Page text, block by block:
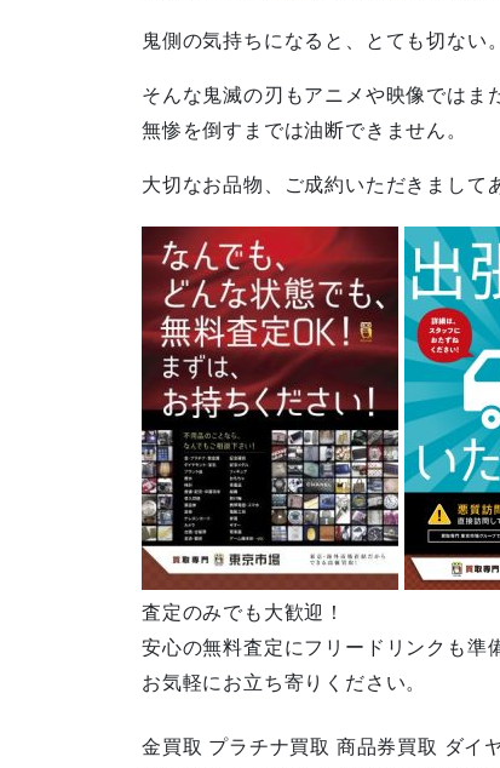
鬼側の気持ちになると、とても切ない。
そんな鬼滅の刃もアニメや映像ではま
無惨を倒すまでは油断できません。
大切なお品物、ご成約いただきまして
査定のみでも大歓迎！
安心の無料査定にフリードリンクも準
お気軽にお立ち寄りください。
金買取 プラチナ買取 商品券買取 ダイ